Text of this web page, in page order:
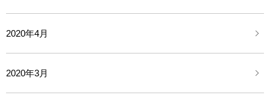
2020年4月
2020年3月